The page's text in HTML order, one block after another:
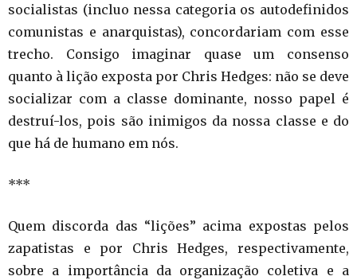
socialistas (incluo nessa categoria os autodefinidos
comunistas e anarquistas), concordariam com esse
trecho. Consigo imaginar quase um consenso
quanto à lição exposta por Chris Hedges: não se deve
socializar com a classe dominante, nosso papel é
destruí-los, pois são inimigos da nossa classe e do
que há de humano em nós.
***
Quem discorda das “lições” acima expostas pelos
zapatistas e por Chris Hedges, respectivamente,
sobre a importância da organização coletiva e a